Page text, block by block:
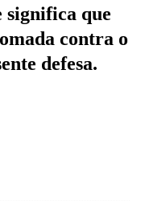
significa que
contra o
defesa.